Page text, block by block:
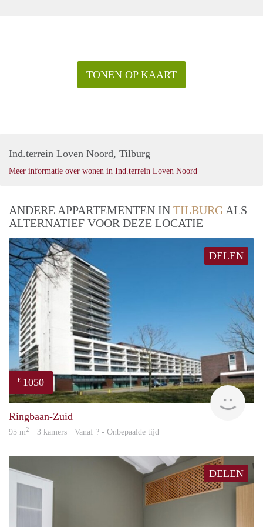
TONEN OP KAART
Ind.terrein Loven Noord, Tilburg
Meer informatie over wonen in Ind.terrein Loven Noord
ANDERE APPARTEMENTEN IN TILBURG ALS
ALTERNATIEF VOOR DEZE LOCATIE
DELEN
€ 1050
Ringbaan-Zuid
95 m2 · 3 kamers · Vanaf ? - Onbepaalde tijd
DELEN